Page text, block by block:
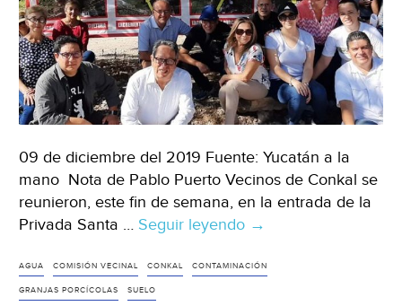
09 de diciembre del 2019 Fuente: Yucatán a la
mano Nota de Pablo Puerto Vecinos de Conkal se
reunieron, este fin de semana, en la entrada de la
Privada Santa … Seguir leyendo Yucatán:
porcícolas
→
AGUA COMISIÓN VECINAL CONKAL CONTAMINACIÓN
GRANJAS PORCÍCOLAS SUELO